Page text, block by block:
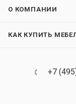
О КОМПАНИИ
КАК КУПИТЬ
+7